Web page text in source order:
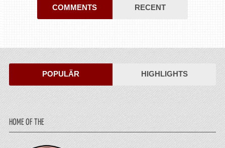
COMMENTS RECENT
POPULÄR HIGHLIGHTS
HOME OF THE